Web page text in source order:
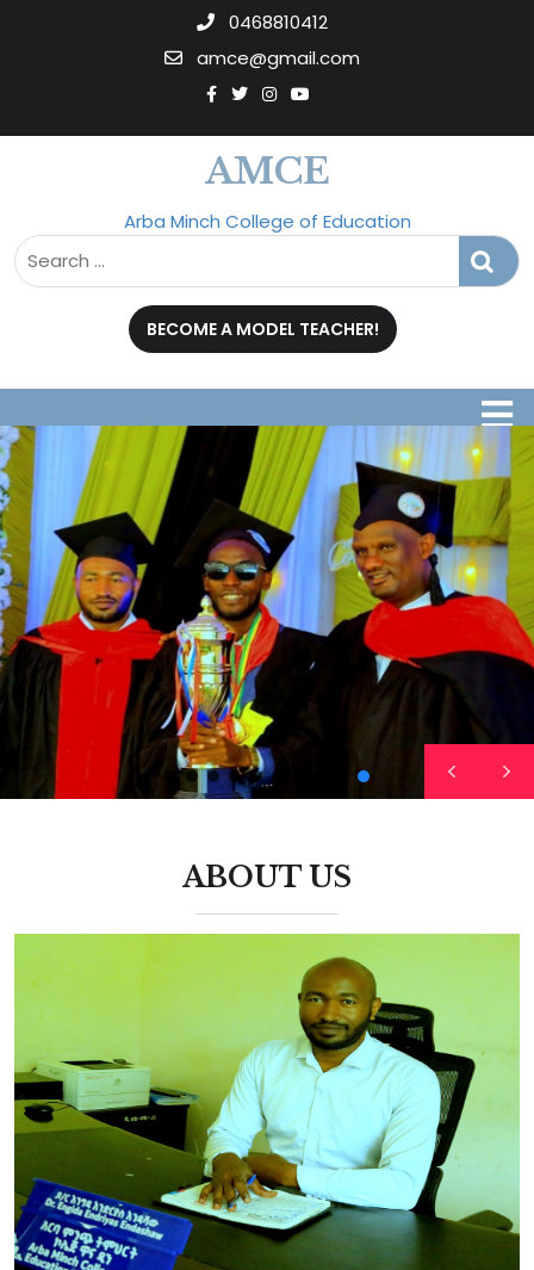
0468810412
amce@gmail.com
AMCE
Arba Minch College of Education
BECOME A MODEL TEACHER!
ABOUT US